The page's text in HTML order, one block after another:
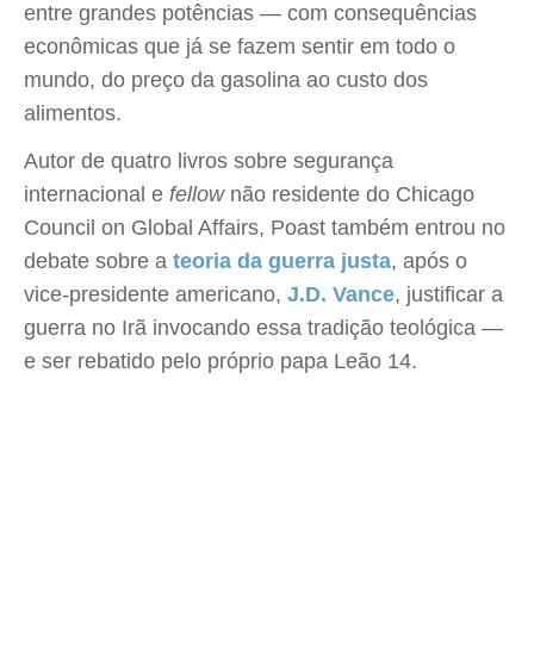
entre grandes potências — com consequências
econômicas que já se fazem sentir em todo o
mundo, do preço da gasolina ao custo dos
alimentos.
Autor de quatro livros sobre segurança
internacional e fellow não residente do Chicago
Council on Global Affairs, Poast também entrou no
debate sobre a teoria da guerra justa, após o
vice-presidente americano, J.D. Vance, justificar a
guerra no Irã invocando essa tradição teológica —
e ser rebatido pelo próprio papa Leão 14.